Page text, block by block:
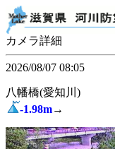
カメラ詳細
2026/08/07 08:05
八幡橋(愛知川)
-1.98m→